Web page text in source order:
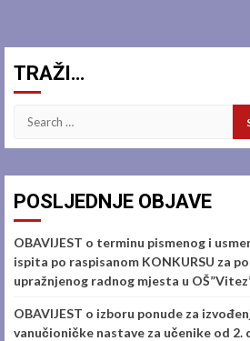
TRAŽI…
Search
POSLJEDNJE OBJAVE
OBAVIJEST o terminu pismenog i
ispita po raspisanom KONKURSU za
upražnjenog radnog mjesta u
OBAVIJEST o izboru ponude za
vanučioničke nastave za učenike od 2.